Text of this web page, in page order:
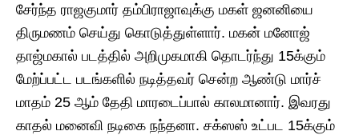
சேர்ந்த ராஜகுமார் தம்பிராஜாவுக்கு மகள் ஜனனியை
திருமணம் செய்து கொடுத்துள்ளார். மகன் மனோஜ்
தாஜ்மகால் படத்தில் அறிமுகமாகி தொடர்ந்து 15க்கும்
மேற்ப்பட்ட படங்களில் நடித்தவர் சென்ற ஆண்டு மார்ச்
மாதம் 25 ஆம் தேதி மாரடைப்பால் காலமானார். இவரது
காதல் மனைவி நடிகை நந்தனா. சக்ஸஸ் உட்பட 15க்கும்